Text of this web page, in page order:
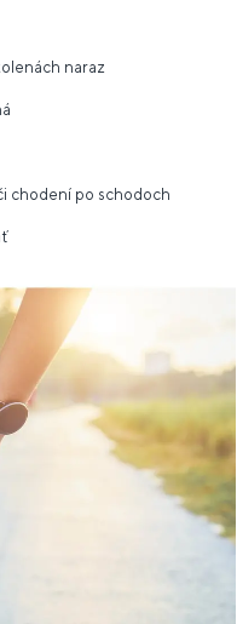
naraz
chodení po schodoch